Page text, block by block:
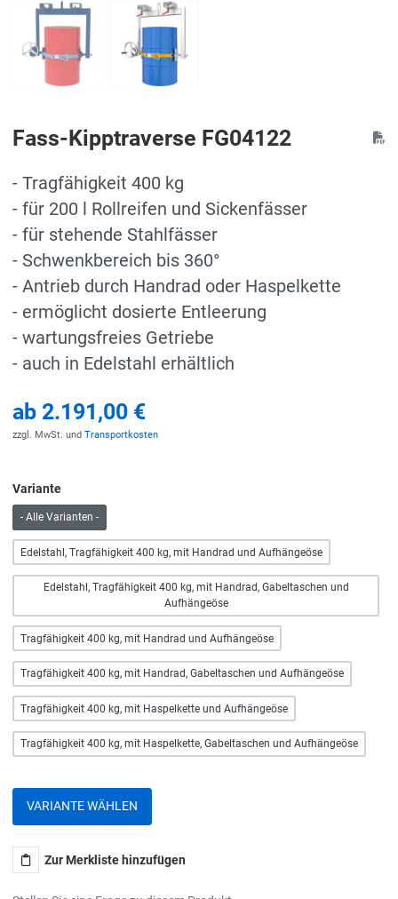
Fass-Kipptraverse FG04122
- Tragfähigkeit 400 kg
- für 200 l Rollreifen und Sickenfässer
- für stehende Stahlfässer
- Schwenkbereich bis 360°
- Antrieb durch Handrad oder Haspelkette
- ermöglicht dosierte Entleerung
- wartungsfreies Getriebe
- auch in Edelstahl erhältlich
ab 2.191,00 €
zzgl. MwSt. und Transportkosten
Variante
- Alle Varianten -
Edelstahl, Tragfähigkeit 400 kg, mit Handrad und Aufhängeöse
Edelstahl, Tragfähigkeit 400 kg, mit Handrad, Gabeltaschen und
Aufhängeöse
Tragfähigkeit 400 kg, mit Handrad und Aufhängeöse
Tragfähigkeit 400 kg, mit Handrad, Gabeltaschen und Aufhängeöse
Tragfähigkeit 400 kg, mit Haspelkette und Aufhängeöse
Tragfähigkeit 400 kg, mit Haspelkette, Gabeltaschen und Aufhängeöse
VARIANTE WÄHLEN
Zur Merkliste hinzufügen